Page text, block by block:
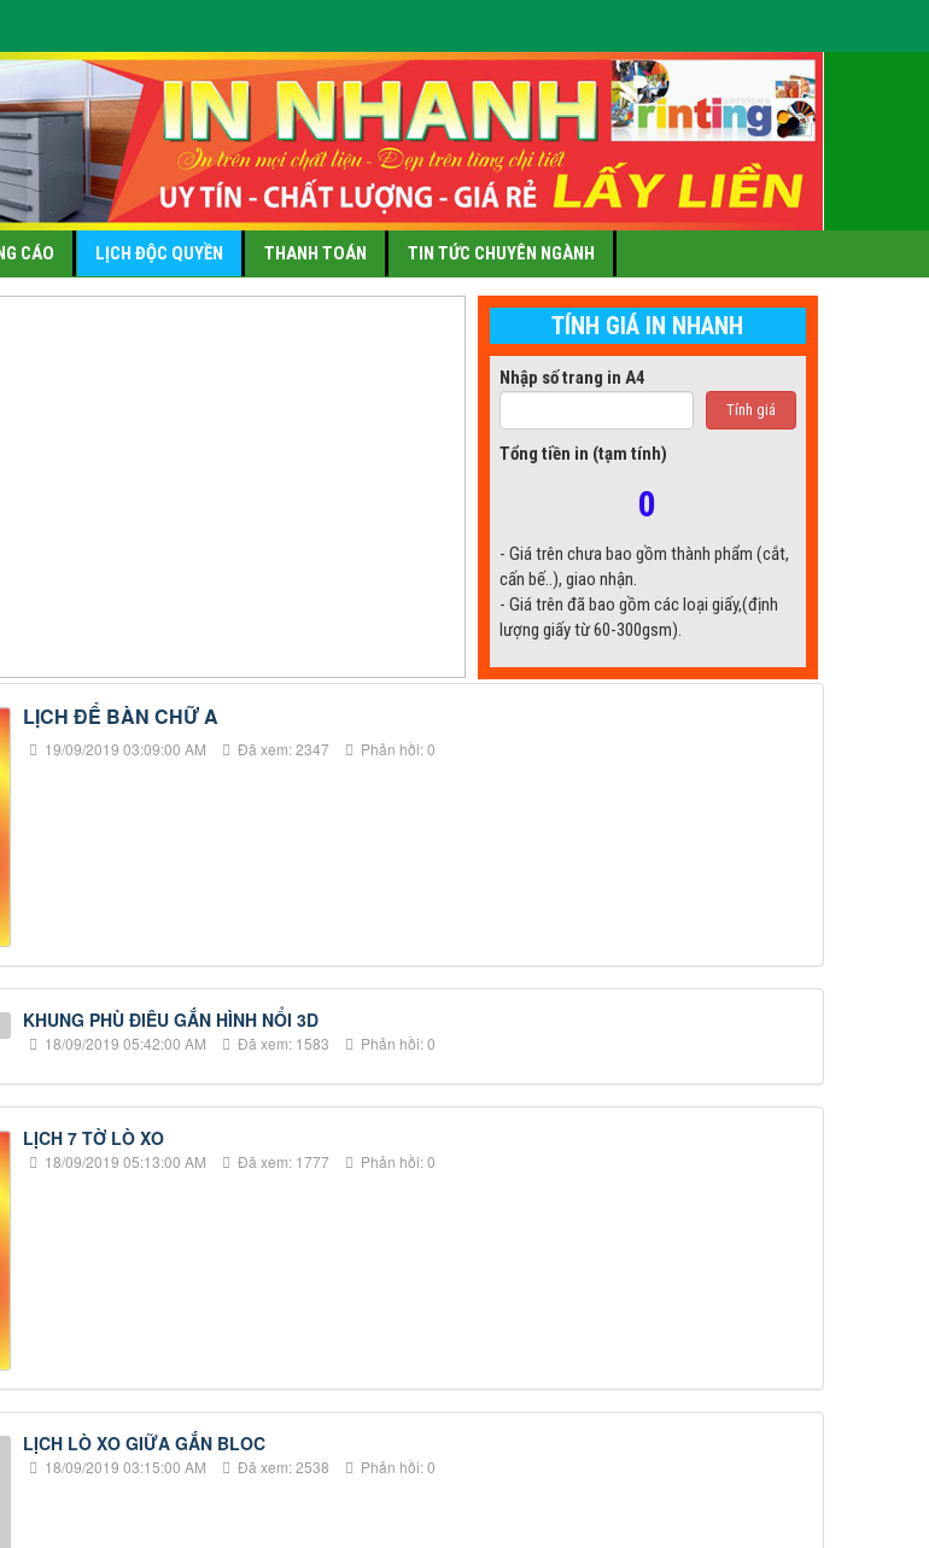
CÁO LỊCH ĐỘC QUYỀN THANH TOÁN TIN TỨC CHUYÊN NGÀNH
TÍNH GIÁ IN NHANH
Nhập số trang in A4
Tính giá
Tổng tiền in (tạm tính)
0
- Giá trên chưa bao gồm thành phẩm (cắt,
cấn bế..), giao nhận.
- Giá trên đã bao gồm các loại giấy,(định
lượng giấy từ 60-300gsm).
LỊCH ĐỂ BÀN CHỮ A
19/09/2019 03:09:00 AM Đã xem: 2347 Phản hồi: 0
KHUNG PHÙ ĐIÊU GẮN HÌNH NỔI 3D
18/09/2019 05:42:00 AM Đã xem: 1583 Phản hồi: 0
LỊCH 7 TỜ LÒ XO
18/09/2019 05:13:00 AM Đã xem: 1777 Phản hồi: 0
LỊCH LÒ XO GIỮA GẮN BLOC
18/09/2019 03:15:00 AM Đã xem: 2538 Phản hồi: 0